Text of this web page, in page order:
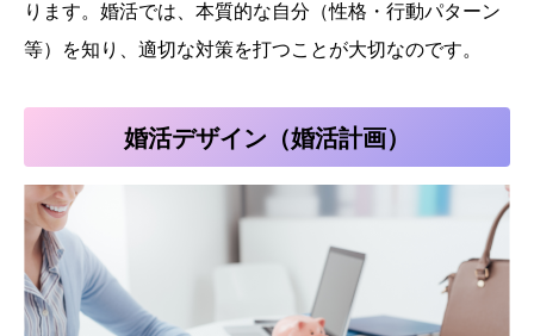
ります。婚活では、本質的な自分（性格・行動パターン
等）を知り、適切な対策を打つことが大切なのです。
婚活デザイン（婚活計画）